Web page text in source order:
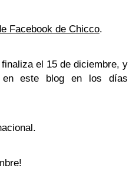
Facebook de Chicco.
el 15 de diciembre, y
en este blog en los días